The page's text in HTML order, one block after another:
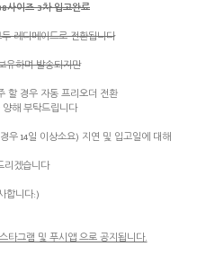
사이즈 3차 입고완료
레디메이드로 전환됩니다
유하며 발송되지만
할 경우 자동 프리오더 전환
해 부탁드립니다
우 14일 이상소요) 지연 및 입고일에 대해
리겠습니다
합니다:)
타그램 및 푸시앱 으로 공지됩니다.